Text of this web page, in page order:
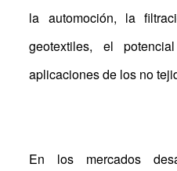
la automoción, la
geotextiles, el
aplicaciones de los no
En los mercados